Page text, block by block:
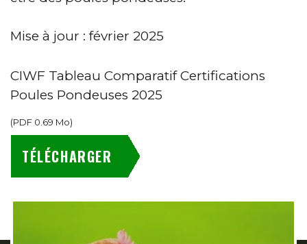
Mise à jour : février 2025
CIWF Tableau Comparatif Certifications
Poules Pondeuses 2025
(PDF 0.69 Mo)
TÉLÉCHARGER